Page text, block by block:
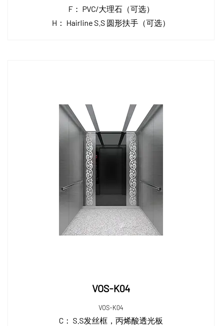
F： PVC/大理石（可选）
H： Hairline S.S 圆形扶手（可选）
VOS-K04
VOS-K04
C： S.S发丝框，丙烯酸透光板